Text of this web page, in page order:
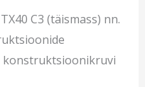
C3 (täismass) nn.
konstruktsioonikruvi